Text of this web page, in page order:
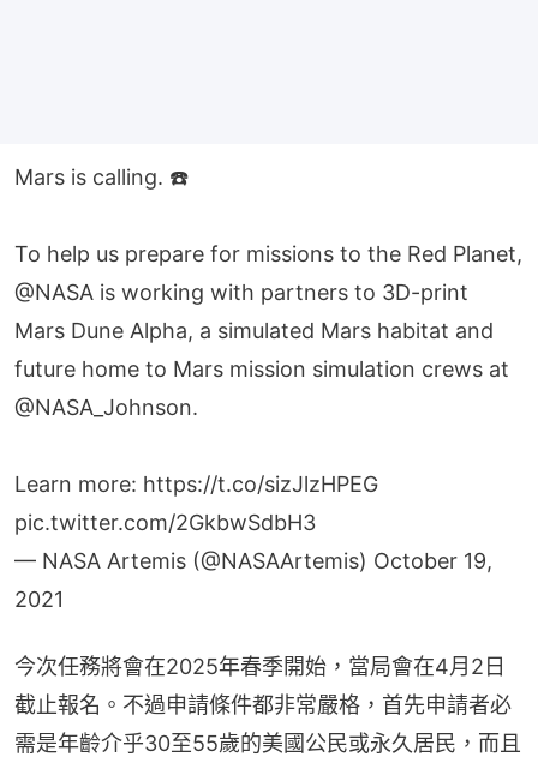
Mars is calling. ☎️
To help us prepare for missions to the Red Planet,
@NASA is working with partners to 3D-print
Mars Dune Alpha, a simulated Mars habitat and
future home to Mars mission simulation crews at
@NASA_Johnson.
Learn more: https://t.co/sizJlzHPEG
pic.twitter.com/2GkbwSdbH3
— NASA Artemis (@NASAArtemis) October 19,
2021
今次任務將會在2025年春季開始，當局會在4月2日
截止報名。不過申請條件都非常嚴格，首先申請者必
需是年齡介乎30至55歲的美國公民或永久居民，而且